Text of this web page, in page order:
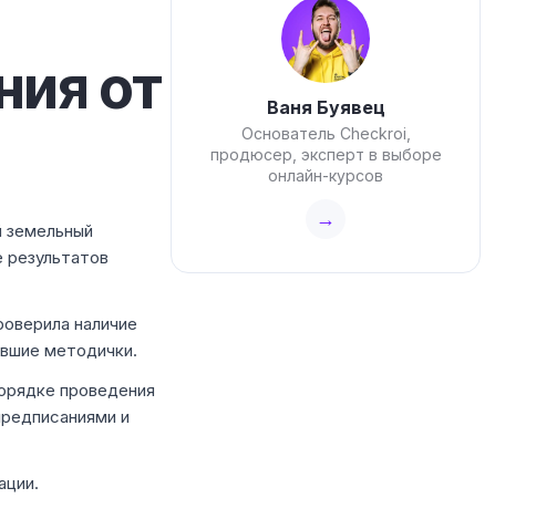
от
земельный
наличие
методички.
проведения
и
Ваня Буявец
Основатель Checkroi,
продюсер, эксперт в выборе
онлайн-курсов
→